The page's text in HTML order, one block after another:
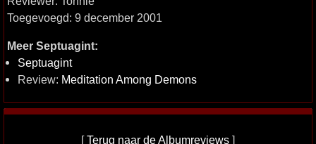
Toegevoegd: 9 december 2001
Meer Septuagint:
Septuagint
Review: Meditation Among Demons
[Terug naar de Albumreviews ]